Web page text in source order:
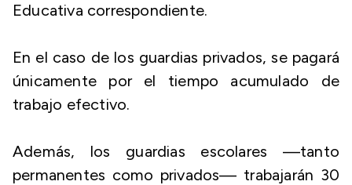
Educativa correspondiente.
En el caso de los guardias privados, se pagará
únicamente por el tiempo acumulado de
trabajo efectivo.
Además, los guardias escolares —tanto
permanentes como privados— trabajarán 30